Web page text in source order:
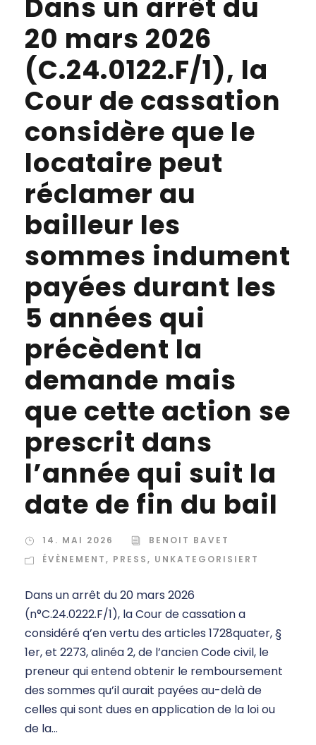
Dans un arrêt du
20 mars 2026
(C.24.0122.F/1), la
Cour de cassation
considère que le
locataire peut
réclamer au
bailleur les
sommes indument
payées durant les
5 années qui
précèdent la
demande mais
que cette action se
prescrit dans
l’année qui suit la
date de fin du bail
14. MAI 2026
BENOIT BAVET
ÉVÈNEMENT, PRESS, UNKATEGORISIERT
Dans un arrêt du 20 mars 2026
(n°C.24.0222.F/1), la Cour de cassation a
considéré q’en vertu des articles 1728quater, §
1er, et 2273, alinéa 2, de l’ancien Code civil, le
preneur qui entend obtenir le remboursement
des sommes qu’il aurait payées au-delà de
celles qui sont dues en application de la loi ou
de la...